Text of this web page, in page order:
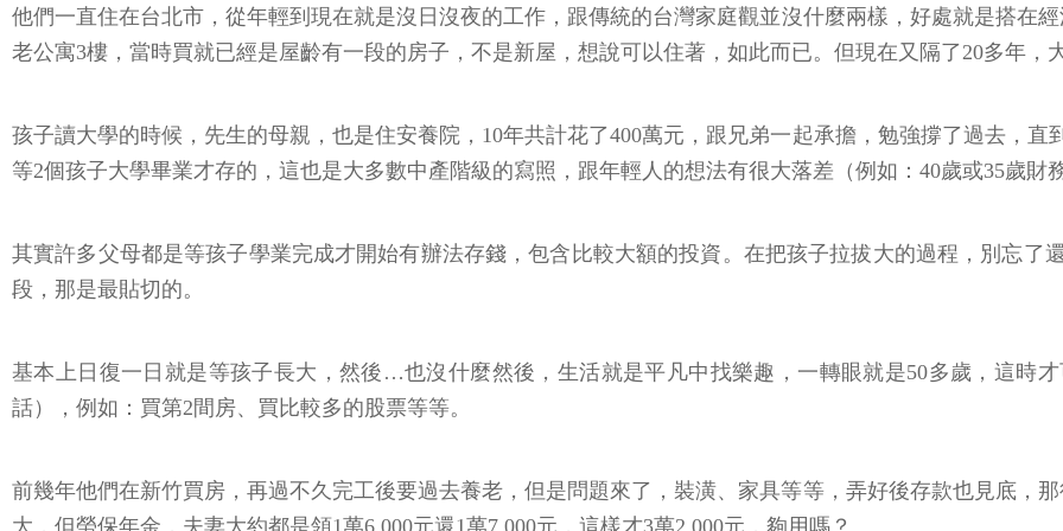
他們一直住在台北市，從年輕到現在就是沒日沒夜的工作，跟傳統的台灣家庭觀並沒什麼兩樣，好處就是搭在
老公寓3樓，當時買就已經是屋齡有一段的房子，不是新屋，想說可以住著，如此而已。但現在又隔了20多年，
孩子讀大學的時候，先生的母親，也是住安養院，10年共計花了400萬元，跟兄弟一起承擔，勉強撐了過去，
等2個孩子大學畢業才存的，這也是大多數中產階級的寫照，跟年輕人的想法有很大落差（例如：40歲或35歲財
其實許多父母都是等孩子學業完成才開始有辦法存錢，包含比較大額的投資。在把孩子拉拔大的過程，別忘了
段，那是最貼切的。
基本上日復一日就是等孩子長大，然後…也沒什麼然後，生活就是平凡中找樂趣，一轉眼就是50多歲，這時
話），例如：買第2間房、買比較多的股票等等。
前幾年他們在新竹買房，再過不久完工後要過去養老，但是問題來了，裝潢、家具等等，弄好後存款也見底，
大，但勞保年金，夫妻大約都是領1萬6,000元還1萬7,000元，這樣才3萬2,000元，夠用嗎？